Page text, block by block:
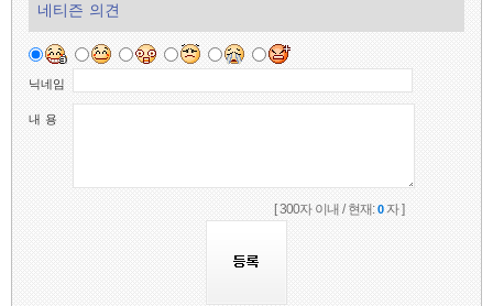
네티즌 의견
닉네임
내 용
[ 300자 이내 / 현재:0자 ]